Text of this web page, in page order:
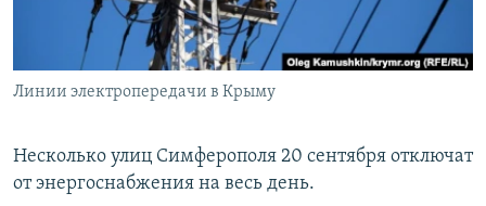
ПОБЕДИТЕЛЕЙ НЕ СУДЯТ?
КРЫМ.НЕПОКОРЕННЫЙ
ELIFBE
ПРИСОЕДИНЯЙТЕСЬ!
Все сайты RFE/RL
Линии электропередачи в Крыму
Несколько улиц Симферополя 20 сентября отключат
от энергоснабжения на весь день.